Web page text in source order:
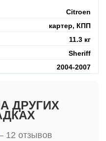
Citroen
картер, КПП
11.3 кг
Sheriff
2004-2007
ДРУГИХ
12 отзывов